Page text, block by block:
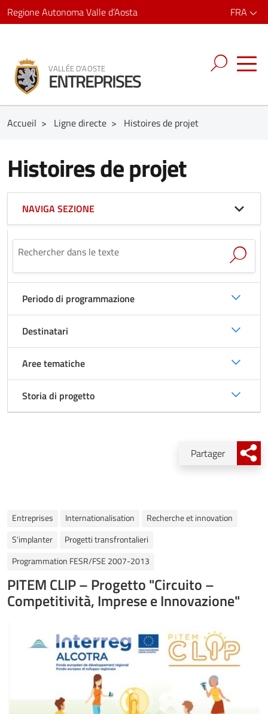
Regione Autonoma Valle d’Aosta FRA
VALLÉE D'AOSTE
ENTREPRISES
Accueil > Ligne directe > Histoires de projet
Histoires de projet
Entreprises Internationalisation
Recherche et innovation
S'implanter
Progetti transfrontalieri
Programmation FESR/FSE 2007-2013
PITEM CLIP – Progetto "Circuito –
Competitività, Imprese e Innovazione"
Partager
Rechercher dans le texte
Periodo di programmazione
Destinatari
Aree tematiche
Storia di progetto
NAVIGA SEZIONE